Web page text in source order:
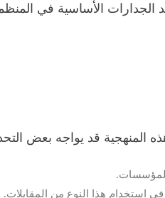
أحد الجدارات الأساسية في
المنهجية قد يواجه بعض
استخدام هذا النوع من المقابلات.